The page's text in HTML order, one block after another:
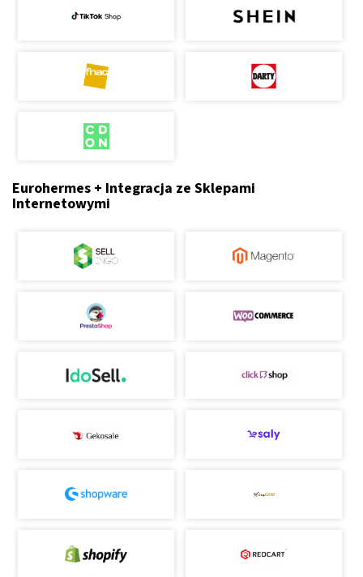
Eurohermes + Integracja ze Sklepami
Internetowymi